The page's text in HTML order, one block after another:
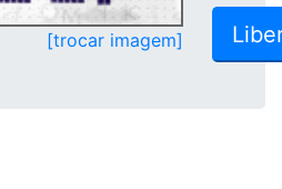
[trocar imagem]